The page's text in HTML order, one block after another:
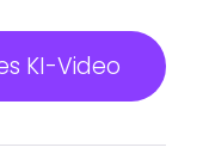
KI-Video